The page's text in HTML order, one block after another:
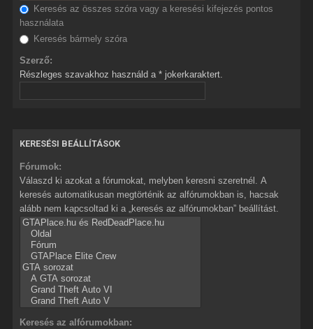
Keresés az összes szóra vagy a keresési kifejezés pontos
használata
Keresés bármely szóra
Szerző:
Részleges szavakhoz használd a * jokerkaraktert.
KERESÉSI BEÁLLÍTÁSOK
Fórumok:
Válaszd ki azokat a fórumokat, melyben keresni szeretnél. A
keresés automatikusan megtörténik az alfórumokban is, hacsak
alább nem kapcsoltad ki a „keresés az alfórumokban” beállítást.
Keresés az alfórumokban: